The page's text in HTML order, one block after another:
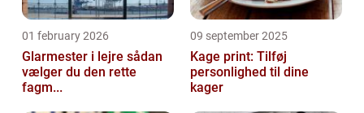
01 february 2026
Glarmester i lejre sådan
vælger du den rette
fagm...
09 september 2025
Kage print: Tilføj
personlighed til dine
kager